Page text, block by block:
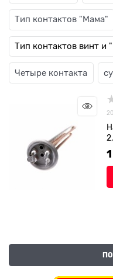
Тип контактов "Мама"
Тип контактов винт и
Четыре контакта